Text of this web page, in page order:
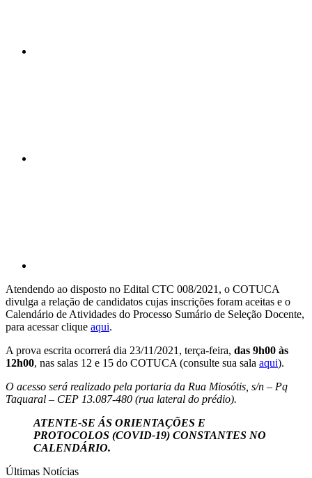
Atendendo ao disposto no Edital CTC 008/2021, o COTUCA
divulga a relação de candidatos cujas inscrições foram aceitas e o
Calendário de Atividades do Processo Sumário de Seleção Docente,
para acessar clique aqui.
A prova escrita ocorrerá dia 23/11/2021, terça-feira, das 9h00 às
12h00, nas salas 12 e 15 do COTUCA (consulte sua sala aqui).
O acesso será realizado pela portaria da Rua Miosótis, s/n – Pq
Taquaral – CEP 13.087-480 (rua lateral do prédio).
ATENTE-SE ÁS ORIENTAÇÕES E
PROTOCOLOS (COVID-19) CONSTANTES NO
CALENDÁRIO.
Últimas Notícias